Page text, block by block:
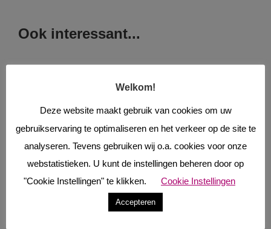
Ook interessant...
9 juli 2026
DURAVIT BALCOON
3 juli 2026
Welkom!
Deze website maakt gebruik van cookies om uw
gebruikservaring te optimaliseren en het verkeer op de site te
analyseren. Tevens gebruiken wij o.a. cookies voor onze
webstatistieken. U kunt de instellingen beheren door op
"Cookie Instellingen" te klikken.
Cookie Instellingen
Accepteren